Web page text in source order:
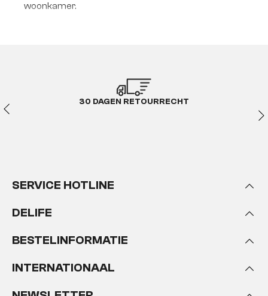
woonkamer.
30 DAGEN RETOURRECHT
SERVICE HOTLINE
DELIFE
BESTELINFORMATIE
INTERNATIONAAL